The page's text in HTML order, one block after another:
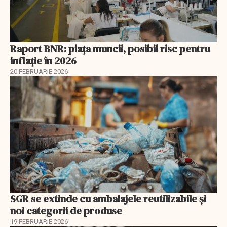
Raport BNR: piața muncii, posibil risc pentru
inflație în 2026
20 FEBRUARIE 2026
SGR se extinde cu ambalajele reutilizabile și
noi categorii de produse
19 FEBRUARIE 2026